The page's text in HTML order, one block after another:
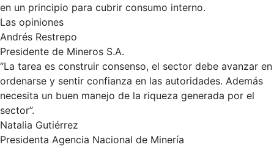
en un principio para cubrir consumo interno.
Las opiniones
Andrés Restrepo
Presidente de Mineros S.A.
“La tarea es construir consenso, el sector debe avanzar en
ordenarse y sentir confianza en las autoridades. Además
necesita un buen manejo de la riqueza generada por el
sector”.
Natalia Gutiérrez
Presidenta Agencia Nacional de Minería